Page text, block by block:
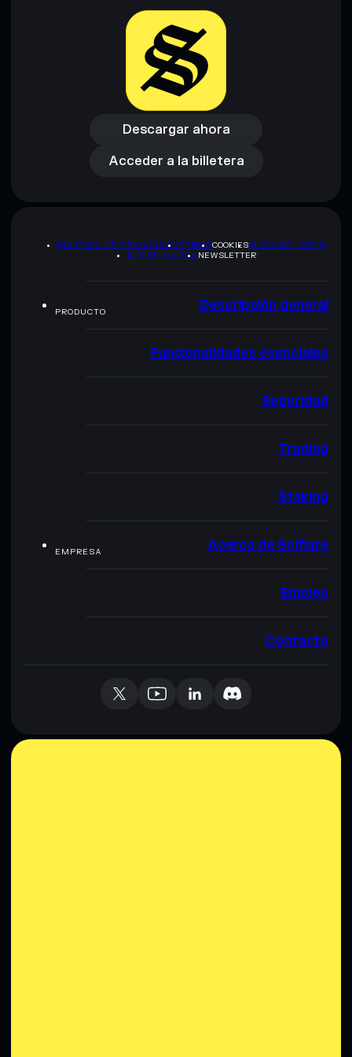
Descargar ahora
Descargar ahora
Acceder a la billetera
Acceder a la billetera
POLÍTICA DE PRIVACIDADTERMSCOOKIESMAPA DEL SITIO
KIT DE MARCA NEWSLETTER
PRODUCTO Descripción general
Funcionalidades esenciales
Seguridad
Trading
Staking
EMPRESA Acerca de Solflare
Empleo
Contacto